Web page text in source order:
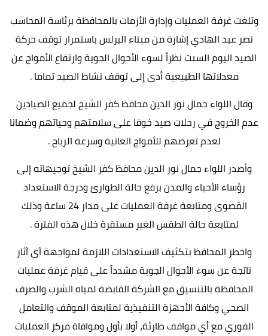
وتلغت غرفة العمليات وإدارة الأزمات بالمحافظة برئاسة المحاسب
نصر عبد الهادي إشارة من ميناء البرلس باستمرار توقف حركة
الصيد اليوم السبت نظراً لسوء الأحوال الجوية وارتفاع الأمواج عن
معدلاتها الطبيعية أدى إلى توقف نشاط الصيد تماما .
وقال اللواء جمال نور الدين محافظ كفر الشيخ لجميع الصيادين
عدم الخروج في رحلات صيد خوفا على سلامتهم وحياتهم وضمانا
لعدم تعرضهم للأمواج العاتية وسرعة الرياح .
وأصدر اللواء جمال نور الدين محافظ كفر الشيخ توجيهاته إلى
رؤساء الأحياء والمدن برفع حالة الطوارئ ودرجة الاستعداد
القصوى ومتابعة غرفة العمليات على مدار 24 ساعة وذلك
لمتابعة حالة الطقس الغير مستقرة خلال هذه الفترة .
واخطر المحافظ بتكثيف الاستعدادات اللازمة لمواجهة أي آثار
ناتجة عن سوء الأحوال الجوية مشدداً على قيام غرفة عمليات
المحافظة بالتنسيق مع الشركة القابضة لمياه الشرب والصرف
الصحي وكافة الأجهزة التنفيذية لمتابعة الموقف والتعامل
الفوري مع أي مواقف طارئة، أولا بأول وموافاة مركز العمليات